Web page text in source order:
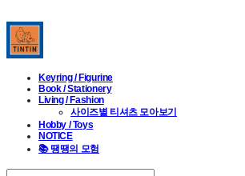
Keyring / Figurine
Book / Stationery
Living / Fashion
사이즈별 티셔츠 모아보기
Hobby / Toys
NOTICE
📚 땡땡의 모험